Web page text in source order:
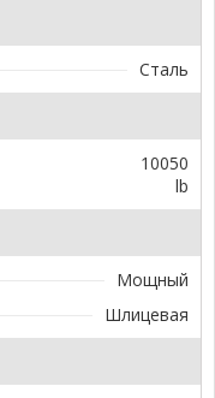
Сталь
10050
lb
Мощный
Шлицевая